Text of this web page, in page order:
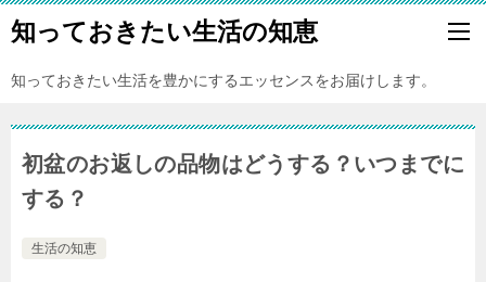
知っておきたい生活の知恵
知っておきたい生活を豊かにするエッセンスをお届けします。
初盆のお返しの品物はどうする？いつまでに
する？
生活の知恵